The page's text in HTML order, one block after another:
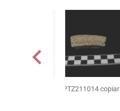
LSPTZ211014 copiar